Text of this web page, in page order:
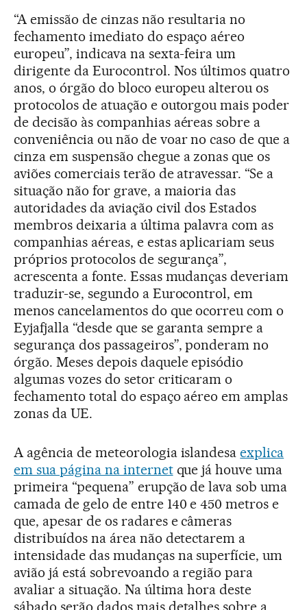
“A emissão de cinzas não resultaria no
fechamento imediato do espaço aéreo
europeu”, indicava na sexta-feira um
dirigente da Eurocontrol. Nos últimos quatro
anos, o órgão do bloco europeu alterou os
protocolos de atuação e outorgou mais poder
de decisão às companhias aéreas sobre a
conveniência ou não de voar no caso de que a
cinza em suspensão chegue a zonas que os
aviões comerciais terão de atravessar. “Se a
situação não for grave, a maioria das
autoridades da aviação civil dos Estados
membros deixaria a última palavra com as
companhias aéreas, e estas aplicariam seus
próprios protocolos de segurança”,
acrescenta a fonte. Essas mudanças deveriam
traduzir-se, segundo a Eurocontrol, em
menos cancelamentos do que ocorreu com o
Eyjafjalla “desde que se garanta sempre a
segurança dos passageiros”, ponderam no
órgão. Meses depois daquele episódio
algumas vozes do setor criticaram o
fechamento total do espaço aéreo em amplas
zonas da UE.
A agência de meteorologia islandesaexplica
em sua página na internetque já houve uma
primeira “pequena” erupção de lava sob uma
camada de gelo de entre 140 e 450 metros e
que, apesar de os radares e câmeras
distribuídos na área não detectarem a
intensidade das mudanças na superfície, um
avião já está sobrevoando a região para
avaliar a situação. Na última hora deste
sábado serão dados mais detalhes sobre a